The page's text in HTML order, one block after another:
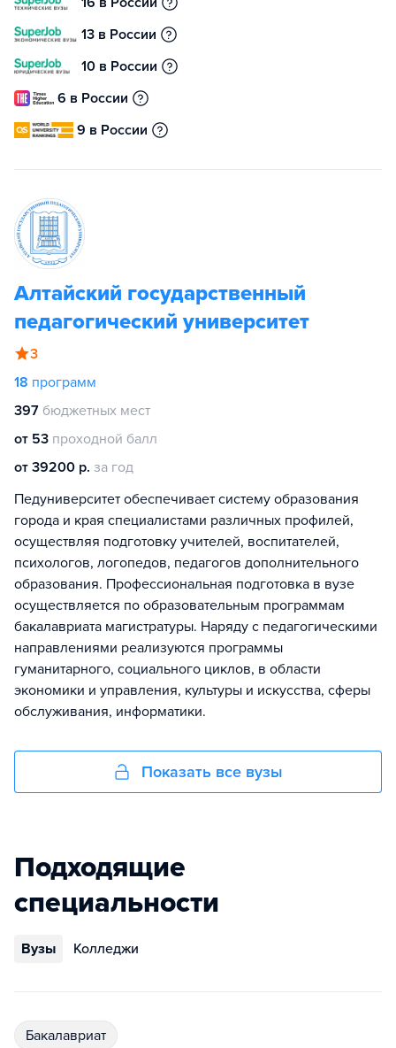
13 в России
10 в России
6 в России
9 в России
Алтайский государственный
педагогический университет
3
18 программ
397 бюджетных мест
от 53 проходной балл
от 39200 р. за год
Педуниверситет обеспечивает систему образования
города и края специалистами различных профилей,
осуществляя подготовку учителей, воспитателей,
психологов, логопедов, педагогов дополнительного
образования. Профессиональная подготовка в вузе
осуществляется по образовательным программам
бакалавриата магистратуры. Наряду с педагогическими
направлениями реализуются программы
гуманитарного, социального циклов, в области
экономики и управления, культуры и искусства, сферы
обслуживания, информатики.
Показать все вузы
Подходящие
специальности
Вузы Колледжи
бакалавриат